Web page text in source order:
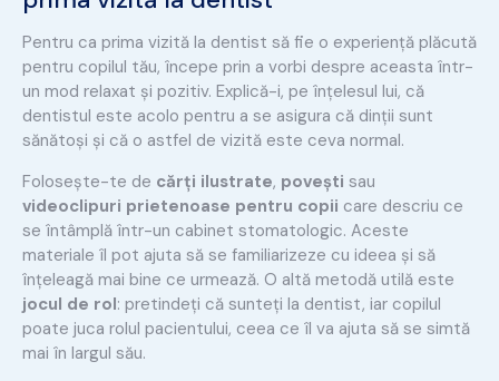
Pentru ca prima vizită la dentist să fie o experiență plăcută
pentru copilul tău, începe prin a vorbi despre aceasta într-
un mod relaxat și pozitiv. Explică-i, pe înțelesul lui, că
dentistul este acolo pentru a se asigura că dinții sunt
sănătoși și că o astfel de vizită este ceva normal.
Folosește-te de cărți ilustrate, povești sau
videoclipuri prietenoase pentru copii care descriu ce
se întâmplă într-un cabinet stomatologic. Aceste
materiale îl pot ajuta să se familiarizeze cu ideea și să
înțeleagă mai bine ce urmează. O altă metodă utilă este
jocul de rol: pretindeți că sunteți la dentist, iar copilul
poate juca rolul pacientului, ceea ce îl va ajuta să se simtă
mai în largul său.